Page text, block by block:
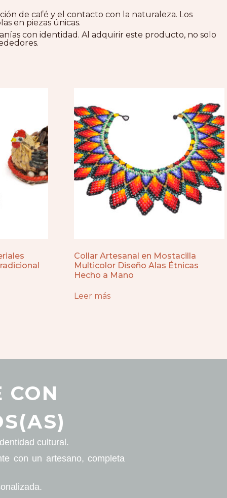
de café y el contacto con la naturaleza. Los
en piezas únicas.
con identidad. Al adquirir este producto, no solo
Collar Artesanal en Mostacilla
Multicolor Diseño Alas Étnicas
Hecho a Mano
Leer más
CON
cultural.
con un artesano, completa